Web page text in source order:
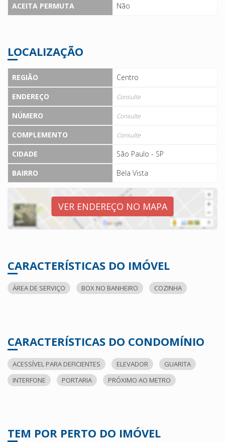
ACEITA PERMUTA
Não
LOCALIZAÇÃO
REGIÃO
Centro
ENDEREÇO
Consulte
NÚMERO Consulte
COMPLEMENTO Consulte
CIDADE
São Paulo - SP
BAIRRO
Bela Vista
VER ENDEREÇO NO MAPA
CARACTERÍSTICAS DO IMÓVEL
ÁREA DE SERVIÇO BOX NO BANHEIRO COZINHA
CARACTERÍSTICAS DO CONDOMÍNIO
ACESSÍVEL PARA DEFICIENTES ELEVADOR
GUARITA
INTERFONE
PORTARIA PRÓXIMO AO METRO
TEM POR PERTO DO IMÓVEL